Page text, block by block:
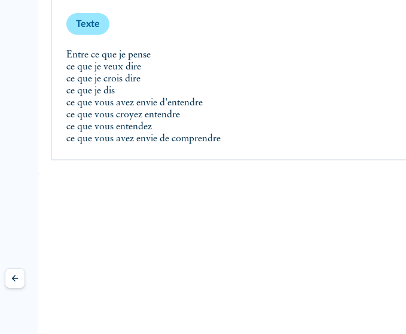
Texte
Entre ce que je pense
ce que je veux dire
ce que je crois dire
ce que je dis
ce que vous avez envie d'entendre
ce que vous croyez entendre
ce que vous entendez
ce que vous avez envie de comprendre